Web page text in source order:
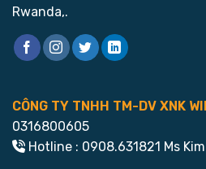
Rwanda,.
CÔNG TY TNHH TM-DV XNK
0316800605
Hotline : 0908.631821 Ms